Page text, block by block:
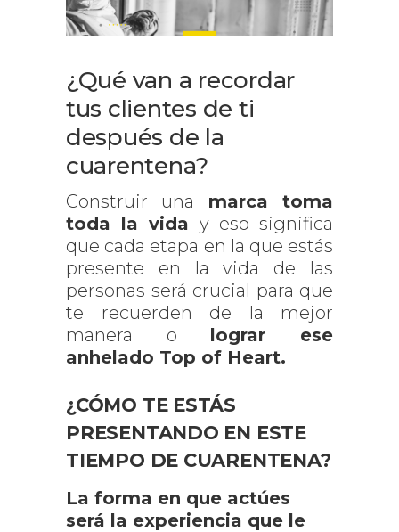
¿Qué van a recordar
tus clientes de ti
después de la
cuarentena?
Construir una marca toma
toda la vida y eso significa
que cada etapa en la que estás
presente en la vida de las
personas será crucial para que
te recuerden de la mejor
manera o lograr ese
anhelado Top of Heart.
¿CÓMO TE ESTÁS
PRESENTANDO EN ESTE
TIEMPO DE CUARENTENA?
La forma en que actúes
será la experiencia que le